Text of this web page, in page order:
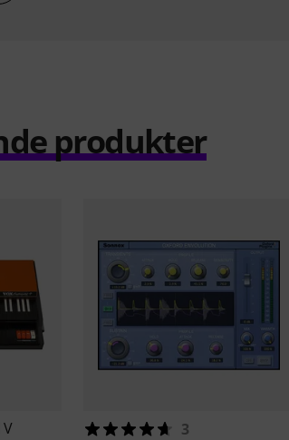
produkter
3